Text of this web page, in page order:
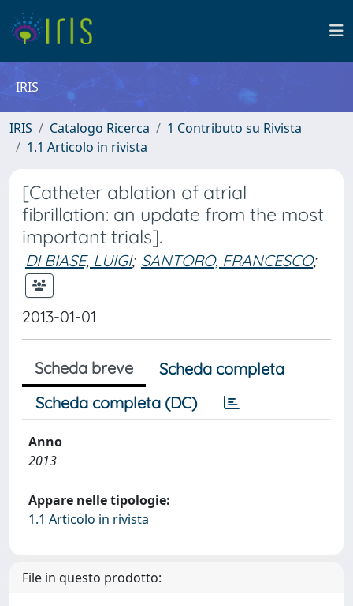
IRIS
IRIS Catalogo Ricerca
1 Contributo su Rivista
1.1 Articolo in rivista
[Catheter ablation of atrial
fibrillation: an update from the most
important trials].
DI BIASE, LUIGI; SANTORO, FRANCESCO;
2013-01-01
Scheda breve
Scheda completa
Scheda completa (DC)
Anno
2013
Appare nelle tipologie:
1.1 Articolo in rivista
File in questo prodotto: